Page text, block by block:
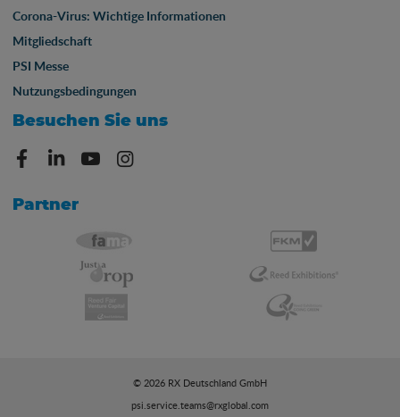
Corona-Virus: Wichtige Informationen
Mitgliedschaft
PSI Messe
Nutzungsbedingungen
Besuchen Sie uns
Partner
© 2026 RX Deutschland GmbH
psi.service.teams@rxglobal.com